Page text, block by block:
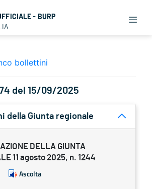
- BURP
bollettini
del 15/09/2025
della Giunta regionale
DELLA GIUNTA
11 agosto 2025, n. 1244
Ascolta